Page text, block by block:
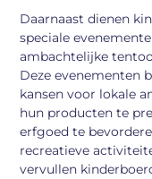
Daarnaast dienen
speciale
ambachtelijke
Deze evenementen
kansen voor lokale
hun producten te
erfgoed te
recreatieve
vervullen